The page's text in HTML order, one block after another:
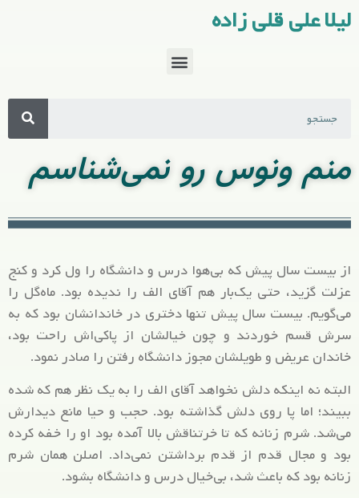
لیلا علی قلی زاده
منم ونوس رو نمی‌شناسم
از بیست سال پیش که بی‌هوا درس و دانشگاه را ول کرد و کنج
عزلت گزید، حتی یک‌بار هم آقای الف را ندیده بود. ماه‌گل را
می‌گویم. بیست سال پیش تنها دختری در خاندانشان بود که به
سرش قسم خوردند و چون خیالشان از پاکی‌اش راحت بود،
خاندان عریض و طویلشان مجوز دانشگاه رفتن را صادر نمود.
البته نه اینکه دلش نخواهد آقای الف را به یک نظر هم که شده
ببیند؛ اما پا روی دلش گذاشته بود. حجب و حیا مانع دیدارش
می‌شد. شرم زنانه که تا خرتناقش بالا آمده بود او را خفه کرده
بود و مجال قدم از قدم برداشتن نمی‌داد. اصلن همان شرم
زنانه بود که باعث شد، بی‌خیال درس و دانشگاه بشود.